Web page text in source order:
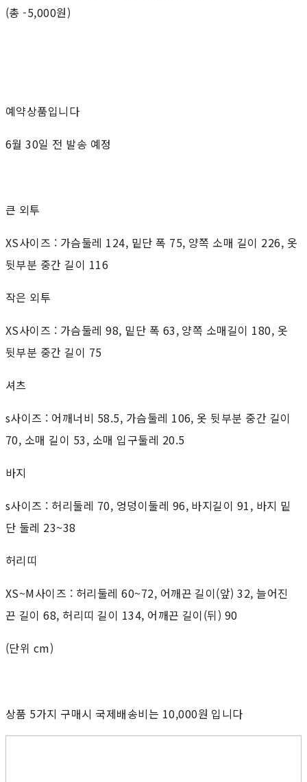
(총 -5,000원)
예약상품입니다
6월 30일 전 발송 예정
큰 외투
XS사이즈 : 가슴둘레 124, 밑단 폭 75, 양쪽 소매 길이 226, 옷
뒷부분 중간 길이 116
작은 외투
XS사이즈 : 가슴둘레 98, 밑단 폭 63, 양쪽 소매길이 180, 옷
뒷부분 중간 길이 75
셔츠
s사이즈 : 어깨너비 58.5, 가슴둘레 106, 옷 뒷부분 중간 길이
70, 소매 길이 53, 소매 입구둘레 20.5
바지
s사이즈 : 허리둘레 70, 엉덩이둘레 96, 바지길이 91, 바지 밑
단 둘레 23~38
허리띠
XS~M사이즈 : 허리둘레 60~72, 어깨끈 길이(앞) 32, 늘어진
끈 길이 68, 허리띠 길이 134, 어깨끈 길이(뒤) 90
(단위 cm)
상품 5가지 구매시 국제배송비는 10,000원 입니다